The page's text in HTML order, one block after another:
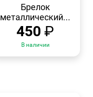
ПРОСМОТР
Брелок
металлический...
450 ₽
В наличии